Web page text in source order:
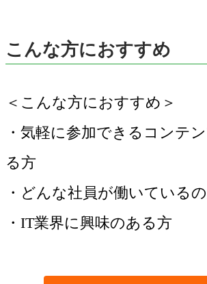
こんな方におすすめ
＜こんな方におすすめ＞
・気軽に参加できるコンテ
る方
・どんな社員が働いている
・IT業界に興味のある方